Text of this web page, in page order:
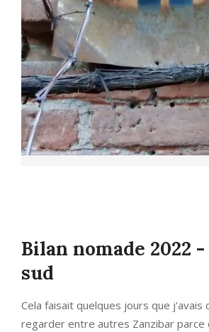
Bilan nomade 2022
sud
Cela faisait quelques jours que j'avais
regarder entre autres Zanzibar parce